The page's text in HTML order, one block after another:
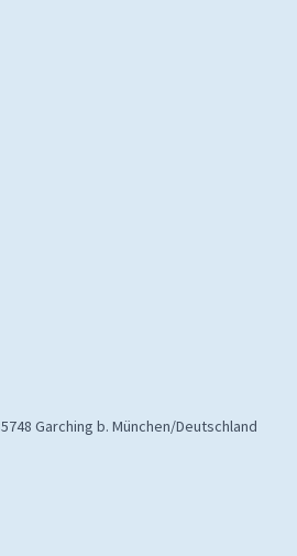
Garching b. München/Deutschland